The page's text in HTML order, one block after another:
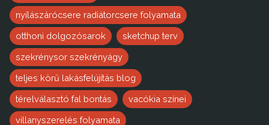
nyílászárócsere radiátorcsere folyamata
otthoni dolgozósarok sketchup terv
szekrénysor szekrényágy
teljes körű lakásfelújítás blog
térelválasztó fal bontás vacókia színei
villanyszerelés folyamata